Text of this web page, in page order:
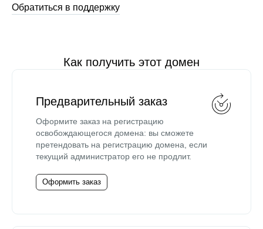
Обратиться в поддержку
Как получить этот домен
Предварительный заказ
Оформите заказ на регистрацию
освобождающегося домена: вы сможете
претендовать на регистрацию домена, если
текущий администратор его не продлит.
Оформить заказ